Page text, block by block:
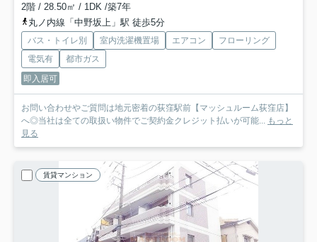
2階 / 28.50㎡ / 1DK /築7年
丸ノ内線「中野坂上」駅 徒歩5分
バス・トイレ別 室内洗濯機置場 エアコン
フローリング
電気有
都市ガス
即入居可
お問い合わせやご質問は地元密着の荻窪駅前【マッシュルーム荻窪店】
へ◎当社は全ての取扱い物件でご契約金クレジット払いが可能... もっと
見る
賃貸マンション